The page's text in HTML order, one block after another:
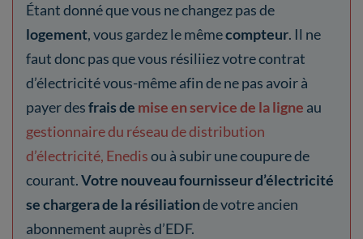
Étant donné que vous ne changez pas de
logement, vous gardez le mêmecompteur. Il ne
faut donc pas que vous résiliiez votre contrat
d’électricité vous-même afin de ne pas avoir à
payer desfrais de mise en service de la ligne au
gestionnaire du réseau de distribution
d’électricité, Enedisou à subir une coupure de
courant.Votre nouveau fournisseur d’électricité
se chargera de la résiliationde votre ancien
abonnement auprès d’EDF.